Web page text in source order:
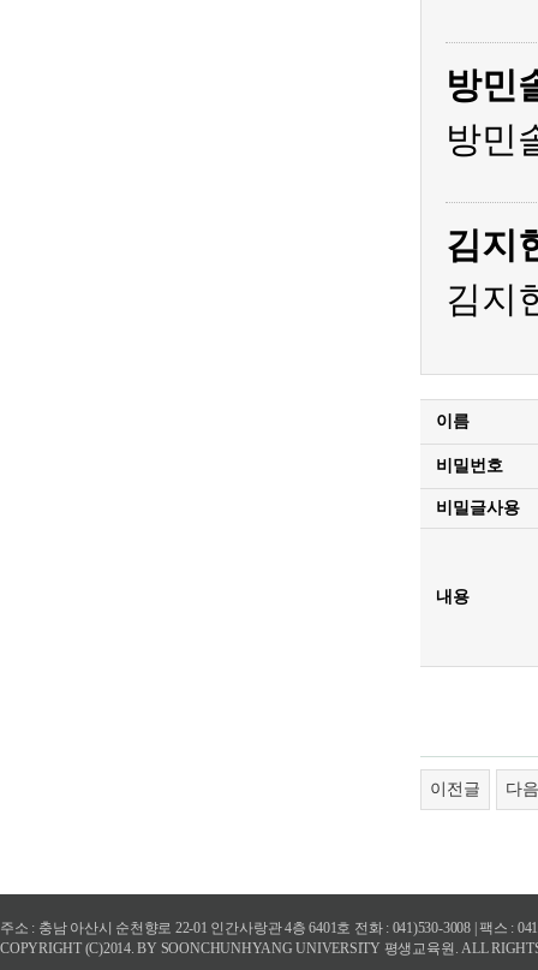
방민
방민
김지
김지
이름
비밀번호
비밀글사용
내용
이전글 다
주소 : 충남 아산시 순천향로 22-01 인간사랑관 4층 6401호 전화 : 041)530-3008 | 팩스 :
COPYRIGHT (C)2014. BY SOONCHUNHYANG UNIVERSITY 평생교육원. ALL